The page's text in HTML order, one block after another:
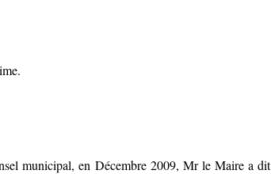
municipal, en Décembre 2009, Mr le Maire a dit